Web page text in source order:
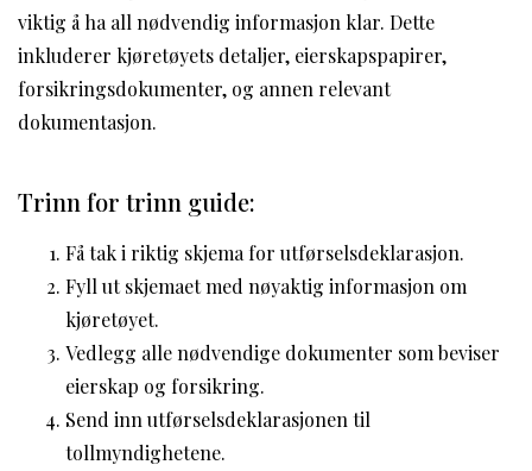
viktig å ha all nødvendig informasjon klar. Dette
inkluderer kjøretøyets detaljer, eierskapspapirer,
forsikringsdokumenter, og annen relevant
dokumentasjon.
Trinn for trinn guide:
Få tak i riktig skjema for utførselsdeklarasjon.
Fyll ut skjemaet med nøyaktig informasjon om
kjøretøyet.
Vedlegg alle nødvendige dokumenter som beviser
eierskap og forsikring.
Send inn utførselsdeklarasjonen til
tollmyndighetene.